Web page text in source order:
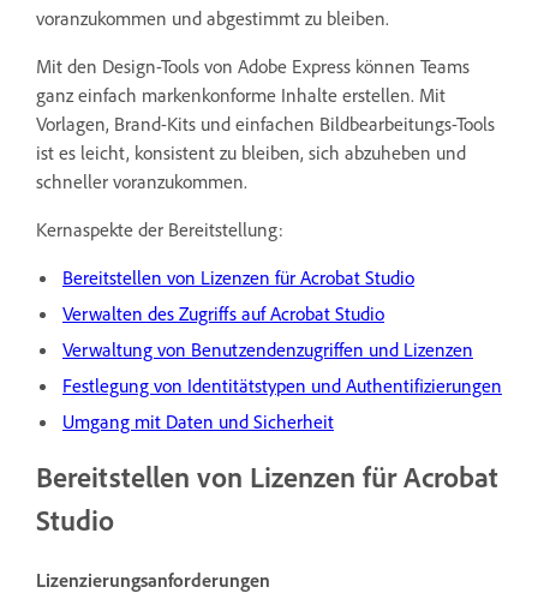
voranzukommen und abgestimmt zu bleiben.
Mit den Design-Tools von Adobe Express können Teams
ganz einfach markenkonforme Inhalte erstellen. Mit
Vorlagen, Brand-Kits und einfachen Bildbearbeitungs-Tools
ist es leicht, konsistent zu bleiben, sich abzuheben und
schneller voranzukommen.
Kernaspekte der Bereitstellung:
Bereitstellen von Lizenzen für Acrobat Studio
Verwalten des Zugriffs auf Acrobat Studio
Verwaltung von Benutzendenzugriffen und Lizenzen
Festlegung von Identitätstypen und Authentifizierungen
Umgang mit Daten und Sicherheit
Bereitstellen von Lizenzen für Acrobat
Studio
Lizenzierungsanforderungen